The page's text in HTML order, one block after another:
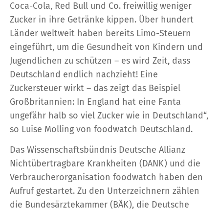
Coca-Cola, Red Bull und Co. freiwillig weniger
Zucker in ihre Getränke kippen. Über hundert
Länder weltweit haben bereits Limo-Steuern
eingeführt, um die Gesundheit von Kindern und
Jugendlichen zu schützen – es wird Zeit, dass
Deutschland endlich nachzieht! Eine
Zuckersteuer wirkt – das zeigt das Beispiel
Großbritannien: In England hat eine Fanta
ungefähr halb so viel Zucker wie in Deutschland“,
so Luise Molling von foodwatch Deutschland.
Das Wissenschaftsbündnis Deutsche Allianz
Nichtübertragbare Krankheiten (DANK) und die
Verbraucherorganisation foodwatch haben den
Aufruf gestartet. Zu den Unterzeichnern zählen
die Bundesärztekammer (BÄK), die Deutsche